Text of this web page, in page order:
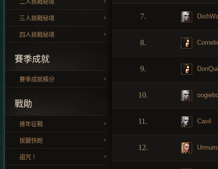
二人挑戰秘境
三人挑戰秘境
四人挑戰秘境
賽季成就
賽季成就積分
戰勛
連年征戰
拔腿快跑
詛咒！
7.
8.
9.
10.
11. Cavil
12.